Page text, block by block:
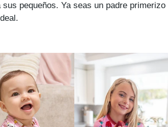
pequeños. Ya seas un padre